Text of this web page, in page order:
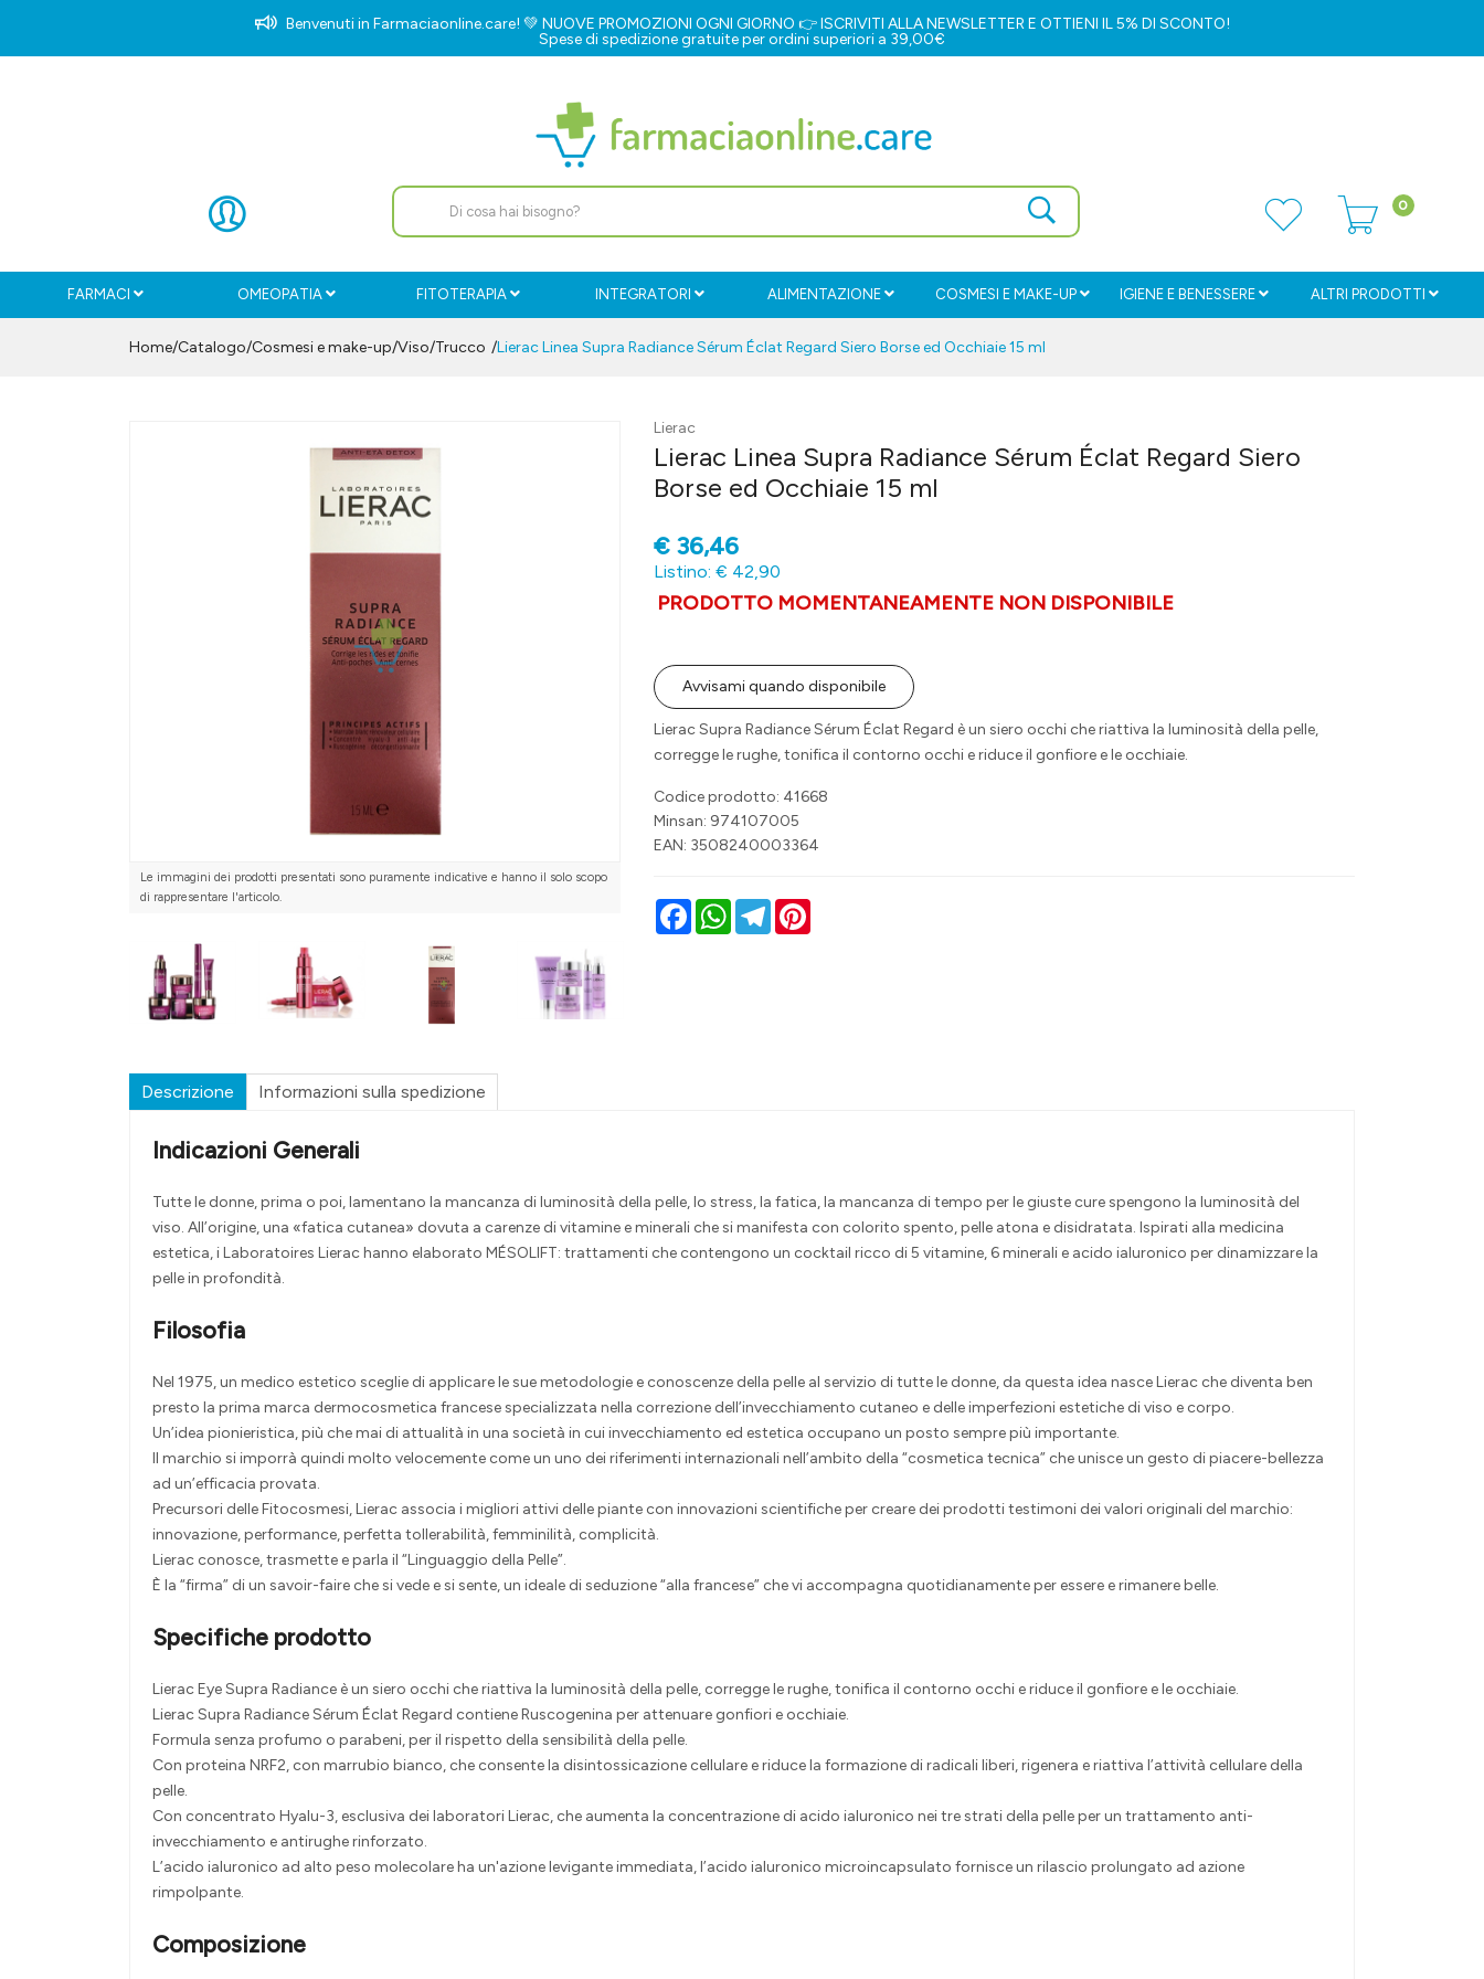
Benvenuti in Farmaciaonline.care! 💚 NUOVE PROMOZIONI OGNI GIORNO 👉ISCRIVITI ALLA NEWSLETTERE OTTIENI IL 5% DI SCONTO!
Spese di spedizione gratuite per ordini superiori a 39,00€
0
FARMACI OMEOPATIA FITOTERAPIA INTEGRATORI ALIMENTAZIONE COSMESI E MAKE-UP IGIENE E BENESSERE ALTRI PRODOTTI
Home Catalogo/Cosmesi e make-up/Viso/Trucco Lierac Linea Supra Radiance Sérum Éclat Regard Siero Borse ed Occhiaie 15 ml
Le immagini dei prodotti presentati sono puramente indicative e hanno il solo scopo
di rappresentare l'articolo.
Lierac
Lierac Linea Supra Radiance Sérum Éclat Regard Siero
Borse ed Occhiaie 15 ml
€ 36,46
Listino: € 42,90
PRODOTTO MOMENTANEAMENTE NON DISPONIBILE
Avvisami quando disponibile
Lierac Supra Radiance Sérum Éclat Regard è un siero occhi che riattiva la luminosità della pelle,
corregge le rughe, tonifica il contorno occhi e riduce il gonfiore e le occhiaie.
Codice prodotto: 41668
Minsan: 974107005
EAN: 3508240003364
FacebookWhatsAppTelegram
Descrizione Informazioni sulla spedizione
Indicazioni Generali
Tutte le donne, prima o poi, lamentano la mancanza di luminosità della pelle, lo stress, la fatica, la mancanza di tempo per le giuste cure spengono la luminosità del
viso. All’origine, una «fatica cutanea» dovuta a carenze di vitamine e minerali che si manifesta con colorito spento, pelle atona e disidratata. Ispirati alla medicina
estetica, i Laboratoires Lierac hanno elaborato MÉSOLIFT: trattamenti che contengono un cocktail ricco di 5 vitamine, 6 minerali e acido ialuronico per dinamizzare la
pelle in profondità.
Filosofia
Nel 1975, un medico estetico sceglie di applicare le sue metodologie e conoscenze della pelle al servizio di tutte le donne, da questa idea nasce Lierac che diventa ben
presto la prima marca dermocosmetica francese specializzata nella correzione dell’invecchiamento cutaneo e delle imperfezioni estetiche di viso e corpo.
Un’idea pionieristica, più che mai di attualità in una società in cui invecchiamento ed estetica occupano un posto sempre più importante.
Il marchio si imporrà quindi molto velocemente come un uno dei riferimenti internazionali nell’ambito della “cosmetica tecnica” che unisce un gesto di piacere-bellezza
ad un’efficacia provata.
Precursori delle Fitocosmesi, Lierac associa i migliori attivi delle piante con innovazioni scientifiche per creare dei prodotti testimoni dei valori originali del marchio:
innovazione, performance, perfetta tollerabilità, femminilità, complicità.
Lierac conosce, trasmette e parla il “Linguaggio della Pelle”.
È la “firma” di un savoir-faire che si vede e si sente, un ideale di seduzione “alla francese” che vi accompagna quotidianamente per essere e rimanere belle.
Specifiche prodotto
Lierac Eye Supra Radiance è un siero occhi che riattiva la luminosità della pelle, corregge le rughe, tonifica il contorno occhi e riduce il gonfiore e le occhiaie.
Lierac Supra Radiance Sérum Éclat Regard contiene Ruscogenina per attenuare gonfiori e occhiaie.
Formula senza profumo o parabeni, per il rispetto della sensibilità della pelle.
Con proteina NRF2, con marrubio bianco, che consente la disintossicazione cellulare e riduce la formazione di radicali liberi, rigenera e riattiva l’attività cellulare della
pelle.
Con concentrato Hyalu-3, esclusiva dei laboratori Lierac, che aumenta la concentrazione di acido ialuronico nei tre strati della pelle per un trattamento anti-
invecchiamento e antirughe rinforzato.
L’acido ialuronico ad alto peso molecolare ha un'azione levigante immediata, l’acido ialuronico microincapsulato fornisce un rilascio prolungato ad azione
rimpolpante.
Composizione